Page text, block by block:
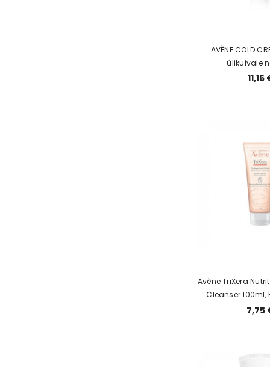
AVÈNE COLD
ülikuivale
11,16
Avène TriXera
Cleanser 100ml,
KUIVALE JA7,75